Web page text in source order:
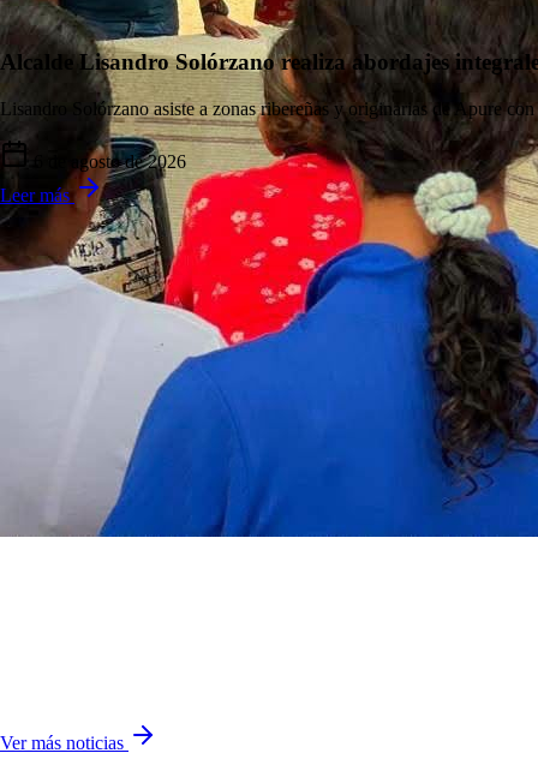
Alcalde Lisandro Solórzano realiza abordajes
Lisandro Solórzano asiste a zonas ribereñas y originarias de Apure
6 de agosto de 2026
Leer más
Ver más noticias